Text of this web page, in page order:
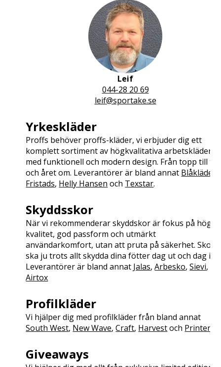
Leif
044-28 20 69
leif@sportake.se
Yrkeskläder
Proffs behöver proffs-kläder, vi erbjuder dig ett
komplett sortiment av högkvalitativa arbetskläder
med funktionell och modern design. Från topp till tå
och året om. Leverantörer är bland annat Blåkläder
Fristads, Helly Hansen och Texstar.
Skyddsskor
När vi rekommenderar skyddskor är fokus på hög
kvalitet, god passform och utmärkt
användarkomfort, utan att pruta på säkerhet.
ska ju trots allt skydda dina fötter dag ut och dag in!
Leverantörer är bland annat Jalas,Arbesko,Sievi,
Airtox
Profilkläder
Vi hjälper dig med profilkläder från bland annat
South West, New Wave,Craft, Harvestoch Printer
Giveaways